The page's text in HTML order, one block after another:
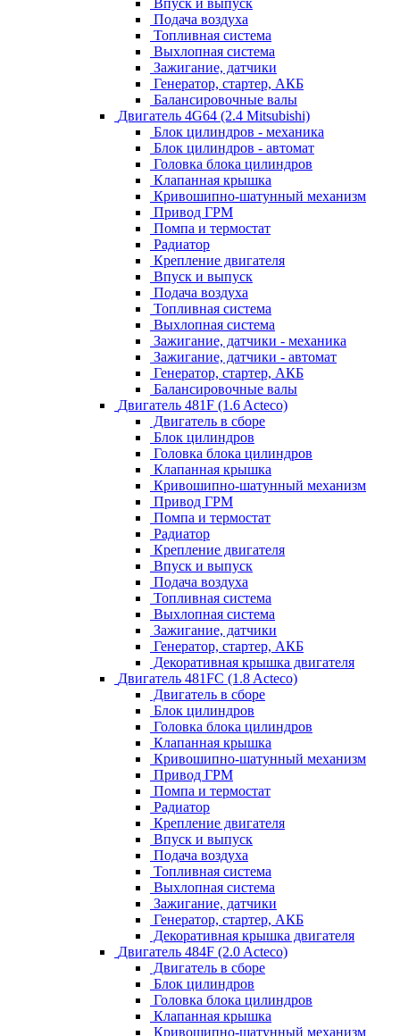
Впуск и выпуск
Подача воздуха
Топливная система
Выхлопная система
Зажигание, датчики
Генератор, стартер, АКБ
Балансировочные валы
Двигатель 4G64 (2.4 Mitsubishi)
Блок цилиндров - механика
Блок цилиндров - автомат
Головка блока цилиндров
Клапанная крышка
Кривошипно-шатунный механизм
Привод ГРМ
Помпа и термостат
Радиатор
Крепление двигателя
Впуск и выпуск
Подача воздуха
Топливная система
Выхлопная система
Зажигание, датчики - механика
Зажигание, датчики - автомат
Генератор, стартер, АКБ
Балансировочные валы
Двигатель 481F (1.6 Acteco)
Двигатель в сборе
Блок цилиндров
Головка блока цилиндров
Клапанная крышка
Кривошипно-шатунный механизм
Привод ГРМ
Помпа и термостат
Радиатор
Крепление двигателя
Впуск и выпуск
Подача воздуха
Топливная система
Выхлопная система
Зажигание, датчики
Генератор, стартер, АКБ
Декоративная крышка двигателя
Двигатель 481FC (1.8 Acteco)
Двигатель в сборе
Блок цилиндров
Головка блока цилиндров
Клапанная крышка
Кривошипно-шатунный механизм
Привод ГРМ
Помпа и термостат
Радиатор
Крепление двигателя
Впуск и выпуск
Подача воздуха
Топливная система
Выхлопная система
Зажигание, датчики
Генератор, стартер, АКБ
Декоративная крышка двигателя
Двигатель 484F (2.0 Acteco)
Двигатель в сборе
Блок цилиндров
Головка блока цилиндров
Клапанная крышка
Кривошипно-шатунный механизм